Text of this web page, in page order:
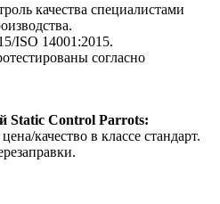
качества специалистами
ISO 14001:2015.
согласно
Static Control Parrots:
качество в классе стандарт.